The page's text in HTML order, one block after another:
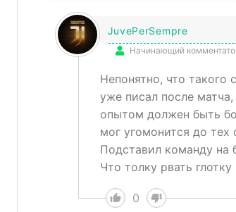
JuvePerSempre
Начинающий
Непонятно, что такого
уже писал после
опытом должен быть
мог угомонится до
Подставил команду
Что толку рвать
0